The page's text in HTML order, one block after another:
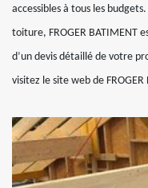
accessibles à tous les
toiture, FROGER BATIMENT
d’un devis détaillé de votre
visitez le site web de